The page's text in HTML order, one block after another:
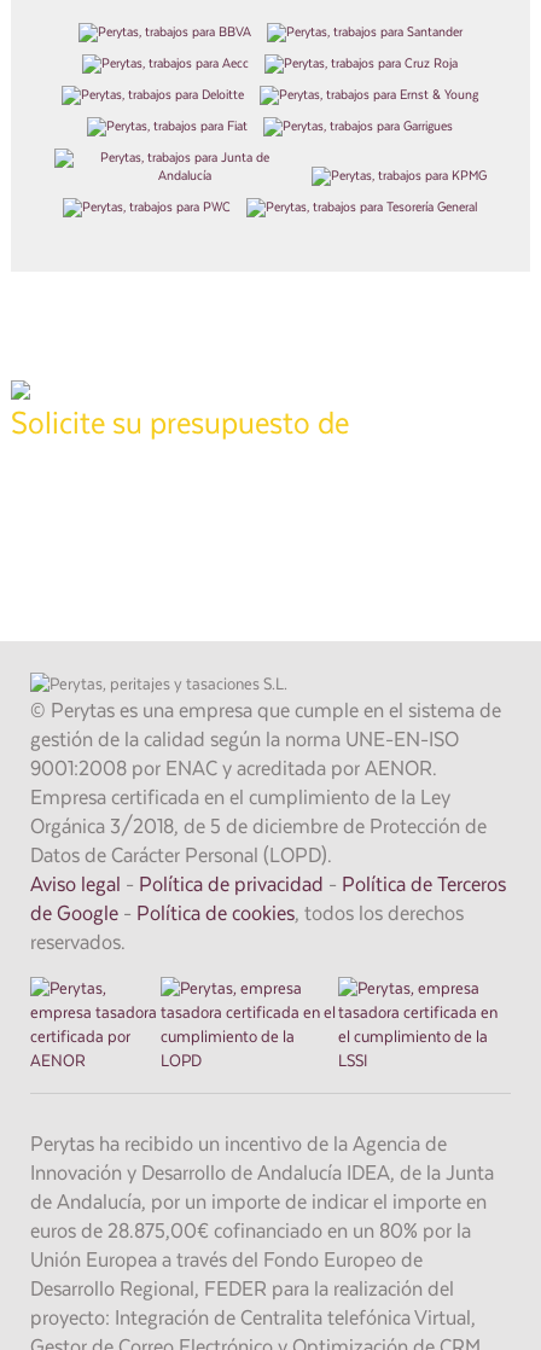
Solicite su presupuesto de
© Perytas es una empresa que cumple en el sistema de
gestión de la calidad según la norma UNE-EN-ISO
9001:2008 por ENAC y acreditada por AENOR.
Empresa certificada en el cumplimiento de la Ley
Orgánica 3/2018, de 5 de diciembre de Protección de
Datos de Carácter Personal (LOPD).
Aviso legal - Política de privacidad - Política de Terceros
de Google- Política de cookies, todos los derechos
reservados.
Perytas ha recibido un incentivo de la Agencia de
Innovación y Desarrollo de Andalucía IDEA, de la Junta
de Andalucía, por un importe de indicar el importe en
euros de 28.875,00€ cofinanciado en un 80% por la
Unión Europea a través del Fondo Europeo de
Desarrollo Regional, FEDER para la realización del
proyecto: Integración de Centralita telefónica Virtual,